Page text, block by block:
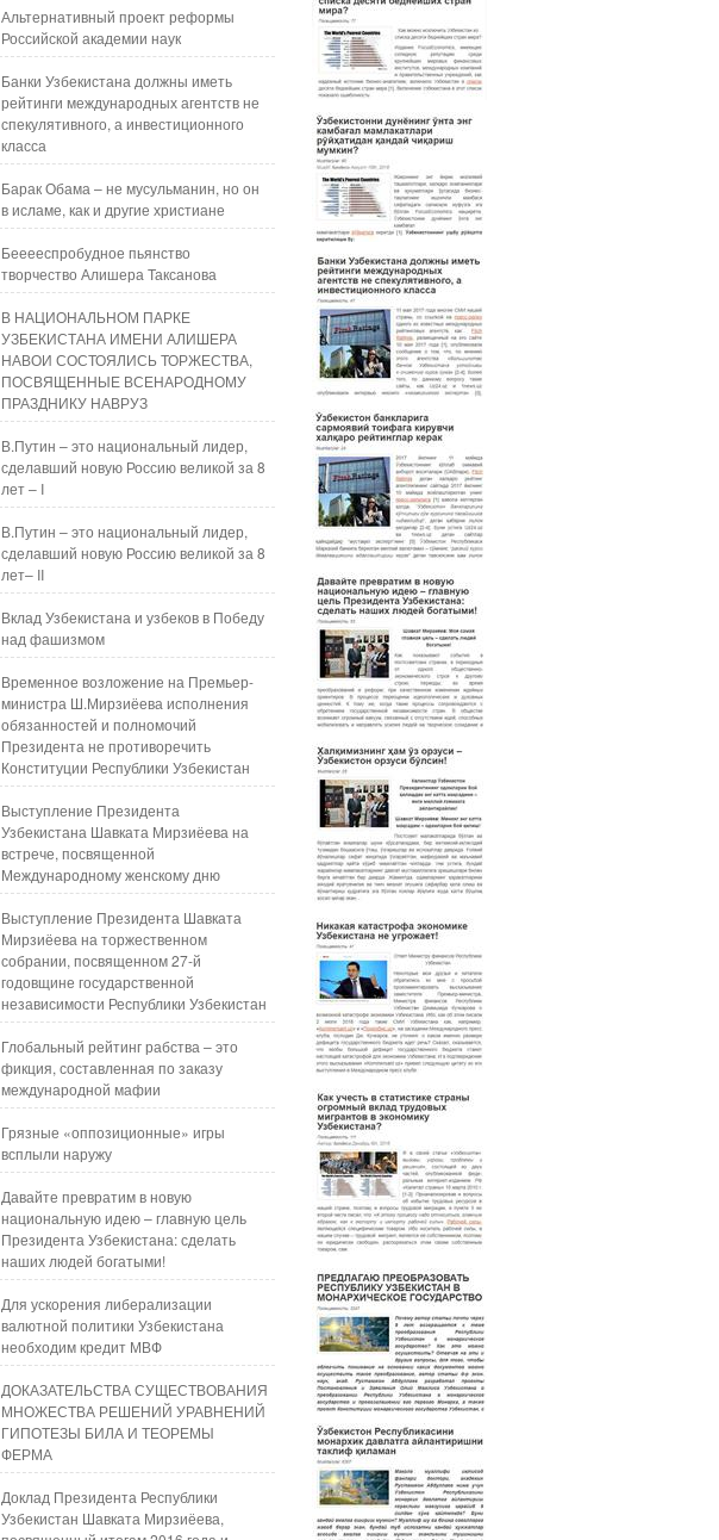
Альтернативный проект реформы
Российской академии наук
Банки Узбекистана должны иметь
рейтинги международных агентств не
спекулятивного, а инвестиционного
класса
Барак Обама – не мусульманин, но он
в исламе, как и другие христиане
Бееееспробудное пьянство
творчество Алишера Таксанова
В НАЦИОНАЛЬНОМ ПАРКЕ
УЗБЕКИСТАНА ИМЕНИ АЛИШЕРА
НАВОИ СОСТОЯЛИСЬ ТОРЖЕСТВА,
ПОСВЯЩЕННЫЕ ВСЕНАРОДНОМУ
ПРАЗДНИКУ НАВРУЗ
В.Путин – это национальный лидер,
сделавший новую Россию великой за 8
лет – I
В.Путин – это национальный лидер,
сделавший новую Россию великой за 8
лет– II
Вклад Узбекистана и узбеков в Победу
над фашизмом
Временное возложение на Премьер-
министра Ш.Мирзиёева исполнения
обязанностей и полномочий
Президента не противоречить
Конституции Республики Узбекистан
Выступление Президента
Узбекистана Шавката Мирзиёева на
встрече, посвященной
Международному женскому дню
Выступление Президента Шавката
Мирзиёева на торжественном
собрании, посвященном 27-й
годовщине государственной
независимости Республики Узбекистан
Глобальный рейтинг рабства – это
фикция, составленная по заказу
международной мафии
Грязные «оппозиционные» игры
всплыли наружу
Давайте превратим в новую
национальную идею – главную цель
Президента Узбекистана: сделать
наших людей богатыми!
Для ускорения либерализации
валютной политики Узбекистана
необходим кредит МВФ
ДОКАЗАТЕЛЬСТВА СУЩЕСТВОВАНИЯ
МНОЖЕСТВА РЕШЕНИЙ УРАВНЕНИЙ
ГИПОТЕЗЫ БИЛА И ТЕОРЕМЫ
ФЕРМА
Доклад Президента Республики
Узбекистан Шавката Мирзиёева,